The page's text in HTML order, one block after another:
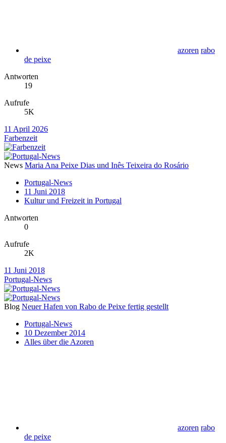
azoren rabo
de peixe
Antworten
19
Aufrufe
5K
11 April 2026
Farbenzeit
News Maria Ana Peixe Dias und Inês Teixeira do Rosário
Portugal-News
11 Juni 2018
Kultur und Freizeit in Portugal
Antworten
0
Aufrufe
2K
11 Juni 2018
Portugal-News
Blog Neuer Hafen von Rabo de Peixe fertig gestellt
Portugal-News
10 Dezember 2014
Alles über die Azoren
azoren rabo
de peixe